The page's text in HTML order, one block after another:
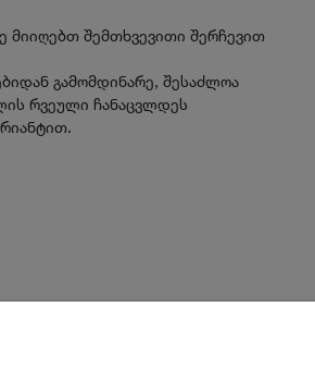
მიიღებთ შემთხვევითი შერჩევით
გამომდინარე, შესაძლოა
რვეული ჩანაცვლდეს